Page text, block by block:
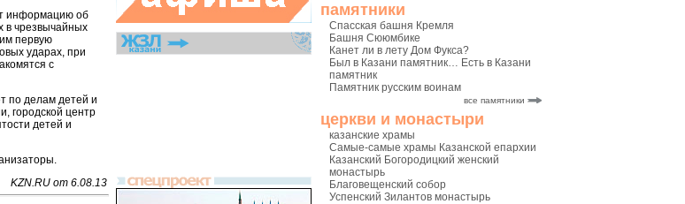
памятники
Спасская башня Кремля
Башня Сююмбике
Канет ли в лету Дом Фукса?
Был в Казани памятник… Есть в Казани
памятник
Памятник русским воинам
все памятники
церкви и монастыри
казанские храмы
Самые-самые храмы Казанской епархии
Казанский Богородицкий женский
монастырь
Благовещенский собор
Успенский Зилантов монастырь
информацию об
в чрезвычайных
первую
ударах, при
с
по делам детей и
городской центр
детей и
KZN.RU от 6.08.13